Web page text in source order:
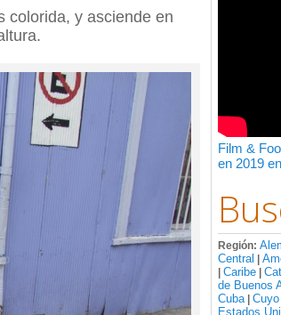
Film &
en 2019
Región:
Central
Caribe
de Buenos
Cuba| Cuyo
Estados
colorida, y asciende en